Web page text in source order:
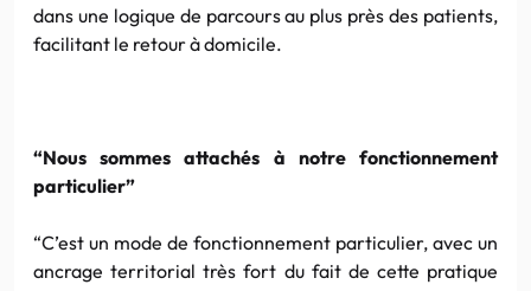
dans une logique de parcours au plus près des patients,
facilitant le retour à domicile.
“Nous sommes attachés à notre fonctionnement
particulier”
“C’est un mode de fonctionnement particulier, avec un
ancrage territorial très fort du fait de cette pratique